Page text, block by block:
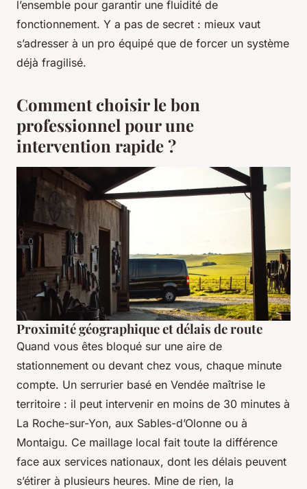
l’ensemble pour garantir une fluidité de
fonctionnement. Y a pas de secret : mieux vaut
s’adresser à un pro équipé que de forcer un système
déjà fragilisé.
Comment choisir le bon
professionnel pour une
intervention rapide ?
Proximité géographique et délais de route
Quand vous êtes bloqué sur une aire de
stationnement ou devant chez vous, chaque minute
compte. Un serrurier basé en Vendée maîtrise le
territoire : il peut intervenir en moins de 30 minutes à
La Roche-sur-Yon, aux Sables-d’Olonne ou à
Montaigu. Ce maillage local fait toute la différence
face aux services nationaux, dont les délais peuvent
s’étirer à plusieurs heures. Mine de rien, la